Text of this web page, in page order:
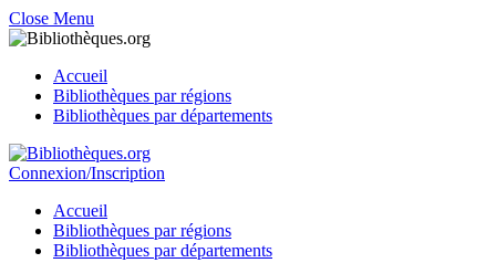
Close Menu
Accueil
Bibliothèques par régions
Bibliothèques par départements
Connexion/Inscription
Accueil
Bibliothèques par régions
Bibliothèques par départements